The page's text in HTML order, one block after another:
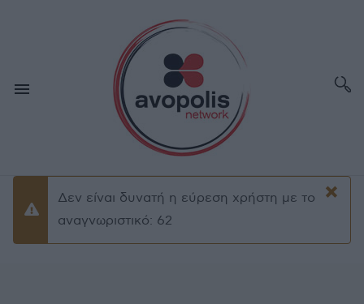
×
Προειδοποίσηση
Δεν είναι δυνατή η εύρεση χρήστη με το
αναγνωριστικό: 62